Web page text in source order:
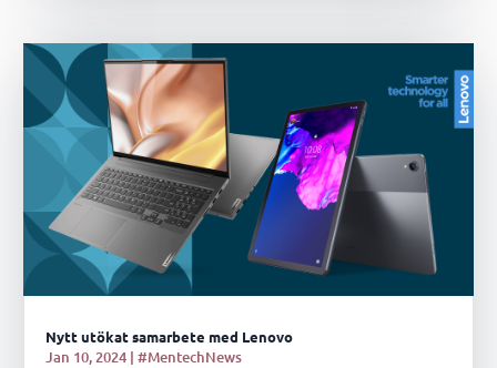
Nytt utökat samarbete med Lenovo
Jan 10, 2024 |#MentechNews